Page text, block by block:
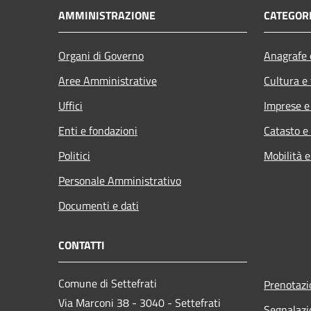
AMMINISTRAZIONE
Organi di Governo
Aree Amministrative
Uffici
Enti e fondazioni
Politici
Personale Amministrativo
Documenti e dati
Cultura
Imprese
Catasto
Mobilità
CONTATTI
Comune di Settefrati
Via Marconi 38 - 3040 - Settefrati